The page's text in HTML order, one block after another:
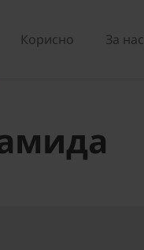
Корисно За нас